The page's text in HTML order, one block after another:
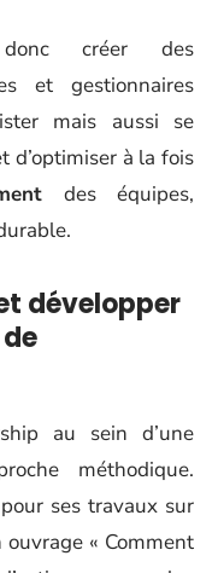
créer des
et gestionnaires
mais aussi se
d’optimiser à la fois
des équipes,
développer
au sein d’une
méthodique.
ses travaux sur
« Comment